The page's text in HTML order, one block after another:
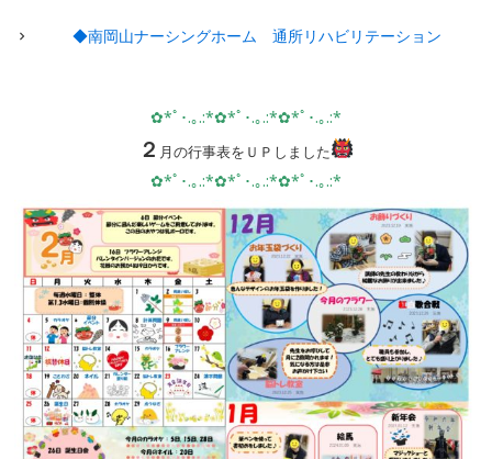
◆南岡山ナーシングホーム 通所リハビリテーション
✿*ﾟ･.｡.:*✿*ﾟ･.｡.:*✿*ﾟ･.｡.:*
２ 月の行事表をＵＰしました
✿*ﾟ･.｡.:*✿*ﾟ･.｡.:*✿*ﾟ･.｡.:*